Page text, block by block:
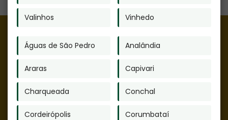
Valinhos Vinhedo
Águas de São Pedro Analândia
Araras Capivari
Charqueada Conchal
Cordeirópolis Corumbataí
POR QUE FAZER A
CREMAÇÃO AO
INVÉS DO
ENTERRO?